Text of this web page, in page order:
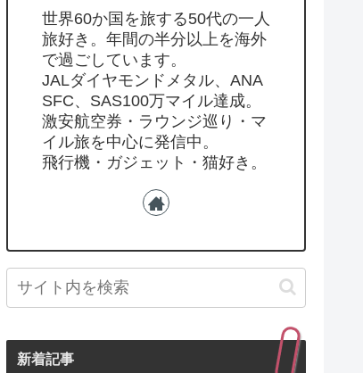
世界60か国を旅する50代の一人
旅好き。年間の半分以上を海外
で過ごしています。
JALダイヤモンドメタル、ANA
SFC、SAS100万マイル達成。
激安航空券・ラウンジ巡り・マ
イル旅を中心に発信中。
飛行機・ガジェット・猫好き。
新着記事